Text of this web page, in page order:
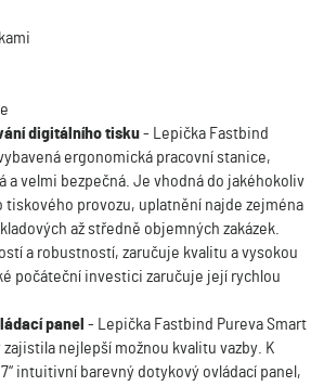
digitálního tisku- Lepička Fastbind
ergonomická pracovní stanice,
a velmi bezpečná. Je vhodná do jakéhokoliv
provozu, uplatnění najde zejména
až středně objemných zakázek.
a robustností, zaručuje kvalitu a vysokou
počáteční investici zaručuje její rychlou
panel - Lepička Fastbind Pureva Smart
zajistila nejlepší možnou kvalitu vazby. K
intuitivní barevný dotykový ovládací panel,